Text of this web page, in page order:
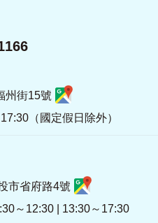
州街15號
（國定假日除外）
市省府路4號
～12:30 | 13:30～17:30